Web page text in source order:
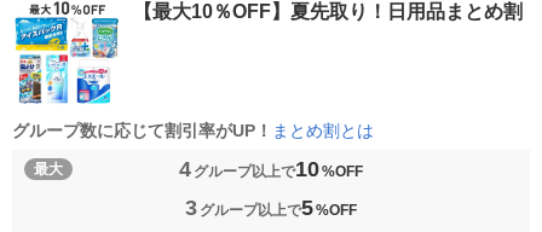
【最大10％OFF】夏先取り！日用品まとめ割
グループ数に応じて割引率がUP！ まとめ割とは
最大 4 グループ以上で10%OFF
3 グループ以上で5%OFF